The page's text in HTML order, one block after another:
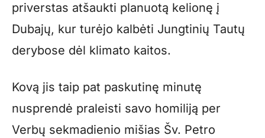
priverstas atšaukti planuotą kelionę į
Dubajų, kur turėjo kalbėti Jungtinių Tautų
derybose dėl klimato kaitos.
Kovą jis taip pat paskutinę minutę
nusprendė praleisti savo homiliją per
Verbų sekmadienio mišias Šv. Petro